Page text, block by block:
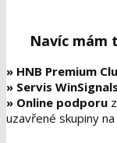
Navíc mám
» HNB Premium
» Servis
» Online podporu
uzavřené skupiny na